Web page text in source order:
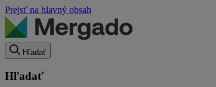
Prejsť na hlavný obsah
Hľadať
Hľadať